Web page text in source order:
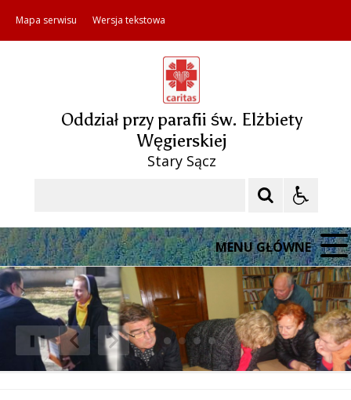
Mapa serwisu Wersja tekstowa
Oddział przy parafii św. Elżbiety
Węgierskiej
Stary Sącz
MENU GŁÓWNE
Poprzedni Element
Następny Element
❚❚